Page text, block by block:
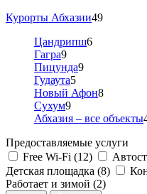
Курорты Абхазии49
Цандрипш6
Гагра9
Пицунда9
Гудаута5
Новый Афон8
Сухум9
Абхазия – все объекты
Предоставляемые услуги
Free Wi-Fi (12)
Детская площадка (8)
Работает и зимой (2)